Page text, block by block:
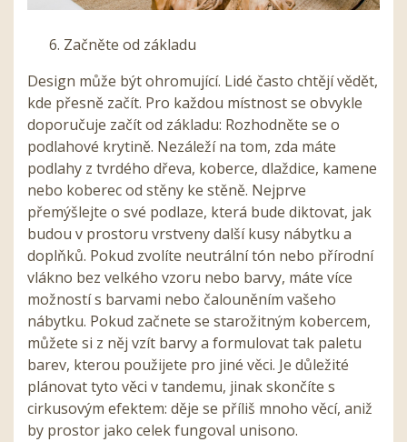
Začněte od základu
Design může být ohromující. Lidé často chtějí vědět,
kde přesně začít. Pro každou místnost se obvykle
doporučuje začít od základu: Rozhodněte se o
podlahové krytině. Nezáleží na tom, zda máte
podlahy z tvrdého dřeva, koberce, dlaždice, kamene
nebo koberec od stěny ke stěně. Nejprve
přemýšlejte o své podlaze, která bude diktovat, jak
budou v prostoru vrstveny další kusy nábytku a
doplňků. Pokud zvolíte neutrální tón nebo přírodní
vlákno bez velkého vzoru nebo barvy, máte více
možností s barvami nebo čalouněním vašeho
nábytku. Pokud začnete se starožitným kobercem,
můžete si z něj vzít barvy a formulovat tak paletu
barev, kterou použijete pro jiné věci. Je důležité
plánovat tyto věci v tandemu, jinak skončíte s
cirkusovým efektem: děje se příliš mnoho věcí, aniž
by prostor jako celek fungoval unisono.